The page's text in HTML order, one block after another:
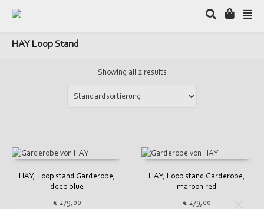
HAY Loop Stand
Showing all 2 results
HAY, Loop stand Garderobe,
deep blue
€279,00
HAY, Loop stand Garderobe,
maroon red
€ 279,00